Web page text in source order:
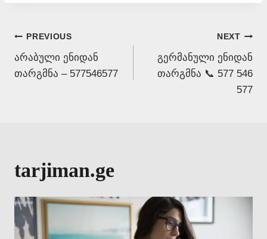
Post
navigation
PREVIOUS
არაბული ენიდან
თარგმნა – 577546577
NEXT
გერმანული ენიდან
თარგმნა 📞 577 546
577
tarjiman.ge